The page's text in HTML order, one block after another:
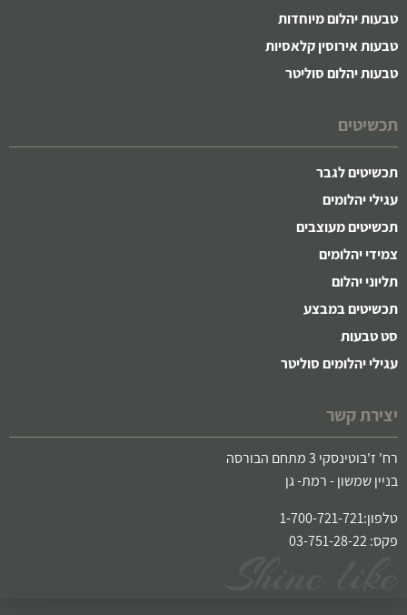
טבעות יהלום מיוחדות
טבעות אירוסין קלאסיות
טבעות יהלום סוליטר
תכשיטים
תכשיטים לגבר
עגילי יהלומים
תכשיטים מעוצבים
צמידי יהלומים
תליוני יהלום
תכשיטים במבצע
סט טבעות
עגילי יהלומים סוליטר
יצירת קשר
רח' ז'בוטינסקי 3 מתחם הבורסה
בניין שמשון - רמת- גן
טלפון:1-700-721-721
פקס: 03-751-28-22